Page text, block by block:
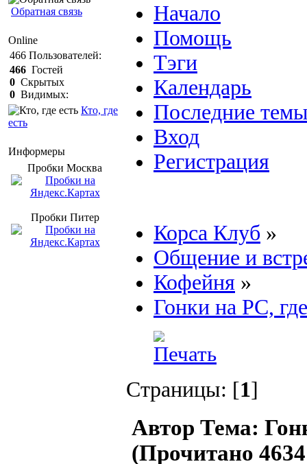
Обратная связь
Online
466 Пользователей:
466 Гостей
0 Скрытых
0 Видимых:
Кто, где
есть
Информеры
Пробки Mосква
Пробки Питер
Начало
Помощь
Тэги
Календарь
Последние
Вход
Регистрация
Корса Клуб »
Общение и
Кофейня »
Гонки на PC,
Страницы: [1]
Автор Тема:
(Прочитано